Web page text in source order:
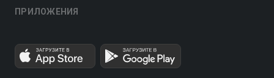
ПРИЛОЖЕНИЯ